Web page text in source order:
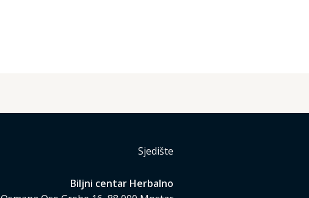
Sjedište
Biljni centar Herbalno